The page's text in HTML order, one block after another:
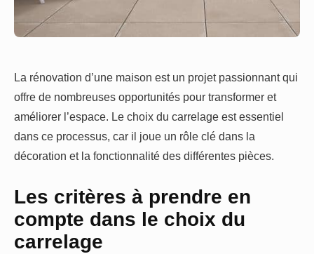
La rénovation d’une maison est un projet passionnant qui
offre de nombreuses opportunités pour transformer et
améliorer l’espace. Le choix du carrelage est essentiel
dans ce processus, car il joue un rôle clé dans la
décoration et la fonctionnalité des différentes pièces.
Les critères à prendre en
compte dans le choix du
carrelage